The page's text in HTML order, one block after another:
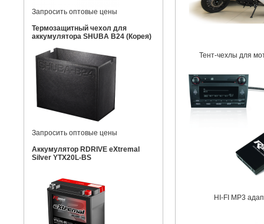
Запросить оптовые цены
Термозащитный чехол для
аккумулятора SHUBA B24 (Корея)
Запросить оптовые цены
Аккумулятор RDRIVE eXtremal
Silver YTX20L-BS
Тент-чехлы для
HI-FI MP3